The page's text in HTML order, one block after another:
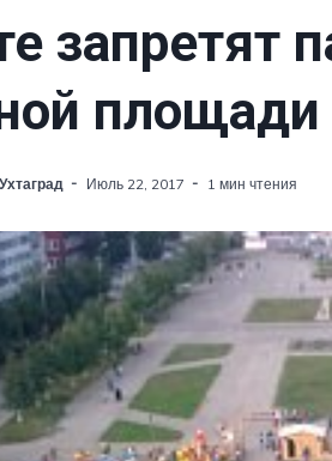
запретят
площади
Июль 22, 2017 1 мин чтения